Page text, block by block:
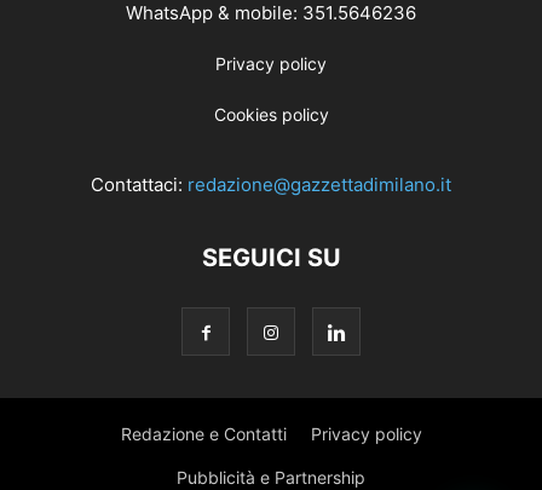
WhatsApp & mobile: 351.5646236
Privacy policy
Cookies policy
Contattaci: redazione@gazzettadimilano.it
SEGUICI SU
Redazione e Contatti Privacy policy
Pubblicità e Partnership